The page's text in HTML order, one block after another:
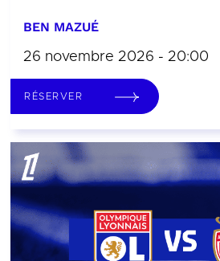
BEN MAZUÉ
26 novembre 2026 - 20:00
RÉSERVER